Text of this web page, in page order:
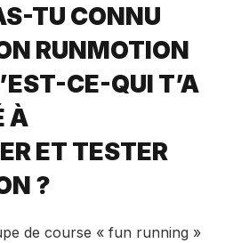
TU CONNU
RUNMOTION
CE-QUI T’A
À
ET TESTER
?
de course « fun running »